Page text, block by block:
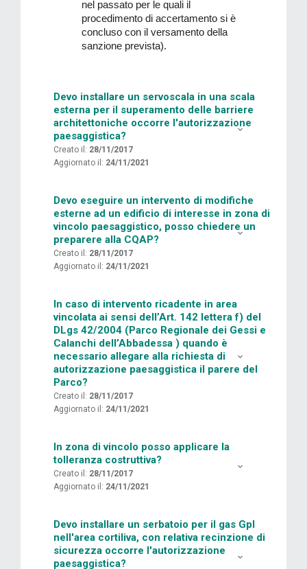
nel passato per le quali il
procedimento di accertamento si è
concluso con il versamento della
sanzione prevista).
Devo installare un servoscala in una scala
esterna per il superamento delle barriere
architettoniche occorre l'autorizzazione
paesaggistica?
Creato il: 28/11/2017
Aggiornato il: 24/11/2021
Devo eseguire un intervento di modifiche
esterne ad un edificio di interesse in zona di
vincolo paesaggistico, posso chiedere un
preparere alla CQAP?
Creato il: 28/11/2017
Aggiornato il: 24/11/2021
In caso di intervento ricadente in area
vincolata ai sensi dell’Art. 142 lettera f) del
DLgs 42/2004 (Parco Regionale dei Gessi e
Calanchi dell’Abbadessa ) quando è
necessario allegare alla richiesta di
autorizzazione paesaggistica il parere del
Parco?
Creato il: 28/11/2017
Aggiornato il: 24/11/2021
In zona di vincolo posso applicare la
tolleranza costruttiva?
Creato il: 28/11/2017
Aggiornato il: 24/11/2021
Devo installare un serbatoio per il gas Gpl
nell'area cortiliva, con relativa recinzione di
sicurezza occorre l'autorizzazione
paesaggistica?